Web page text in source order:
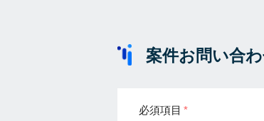
案件お問い合
必須項目